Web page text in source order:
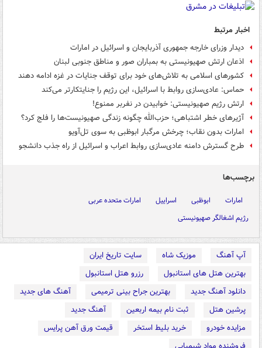
اخبار مرتبط
دیدار وزرای خارجه جمهوری آذربایجان و اسرائیل در امارات
اذعان ارتش صهیونیستی به بمباران صور و مناطق جنوبی لبنان
کشورهای اسلامی به تلاش‌های خود برای توقف جنایات در غزه ادامه دهند
حماس: عادی‌سازی روابط با اسرائیل، این رژیم را جنایتکارتر می‌کند
ارتش رژیم صهیونیستی: خوابیدن در نفربر ممنوع!
آژیرهای خطر اشتباهی؛ حزب‌الله چگونه زندگی صهیونیست‌ها را فلج کرد؟
امارات بدون نقاب؛ چرخش مرگبار ابوظبی به سوی تل‌آویو
طرح گسترش دامنه عادی‌سازی روابط اعراب و اسرائیل از راه جذب دانشجو
برچسب‌ها
امارات ابوظبی اسراییل
امارات متحده عربی
رژیم اشغالگر صهیونیستی
آپ آهنگ موزیک شاه
سایت تاریخ ایران
بهترین هتل های استانبول
رزرو هتل استانبول
دانلود آهنگ جدید
بهترین جراح بینی ترمیمی
آهنگ های جدید
پرشین هتل
ثبت نام بیمه اربعین
آهنگ جدید
مزایده خودرو
خرید بلیط استخر
قیمت ورق آهن پرایس